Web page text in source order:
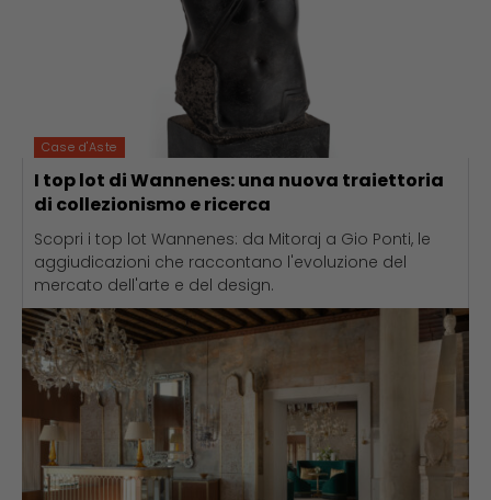
Case d'Aste
I top lot di Wannenes: una nuova traiettoria
di collezionismo e ricerca
Scopri i top lot Wannenes: da Mitoraj a Gio Ponti, le
aggiudicazioni che raccontano l'evoluzione del
mercato dell'arte e del design.